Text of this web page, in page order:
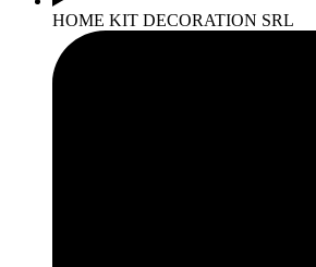
HOME KIT DECORATION SRL